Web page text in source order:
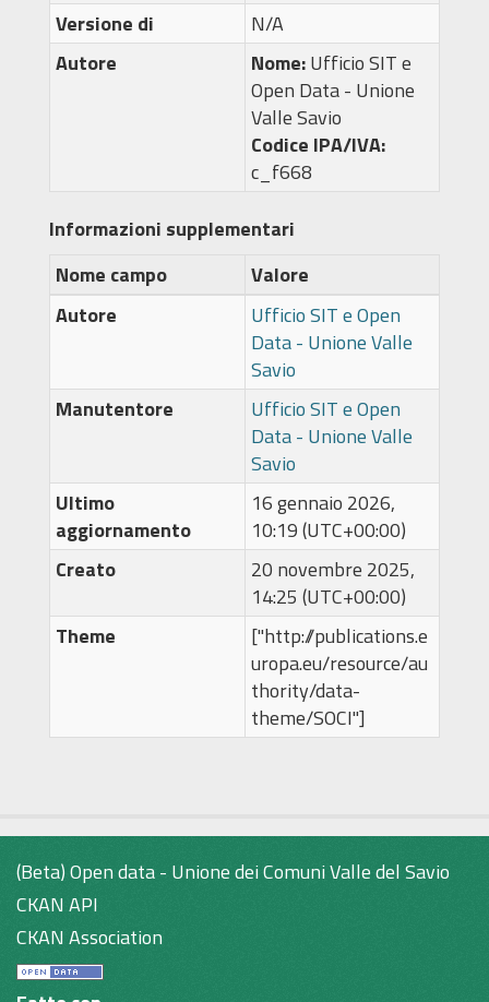
Versione di
N/A
Autore
Nome:Ufficio SIT e
Open Data - Unione
Valle Savio
Codice IPA/IVA:
c_f668
Informazioni supplementari
Nome campo
Valore
Autore
Ufficio SIT e Open
Data - Unione Valle
Savio
Manutentore
Ufficio SIT e Open
Data - Unione Valle
Savio
Ultimo
aggiornamento
16 gennaio 2026,
10:19 (UTC+00:00)
Creato
20 novembre 2025,
14:25 (UTC+00:00)
Theme
["http://publications.e
uropa.eu/resource/au
thority/data-
theme/SOCI"]
(Beta) Open data - Unione dei Comuni Valle del Savio
CKAN API
CKAN Association